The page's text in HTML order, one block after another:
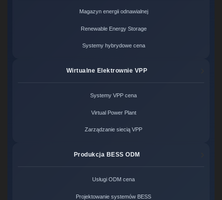
Magazyn energii odnawialnej
Renewable Energy Storage
Systemy hybrydowe cena
Wirtualne Elektrownie VPP
Systemy VPP cena
Virtual Power Plant
Zarządzanie siecią VPP
Produkcja BESS ODM
Usługi ODM cena
Projektowanie systemów BESS